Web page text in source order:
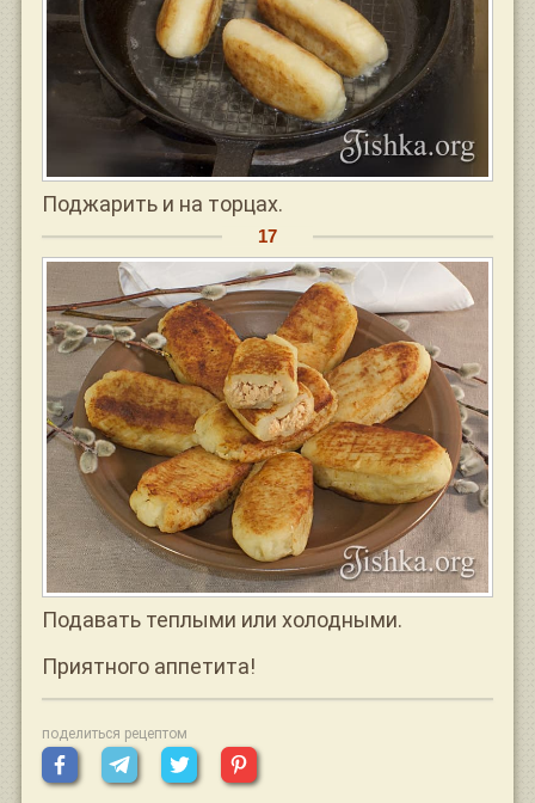
Поджарить и на торцах.
Подавать теплыми или холодными.
Приятного аппетита!
поделиться рецептом